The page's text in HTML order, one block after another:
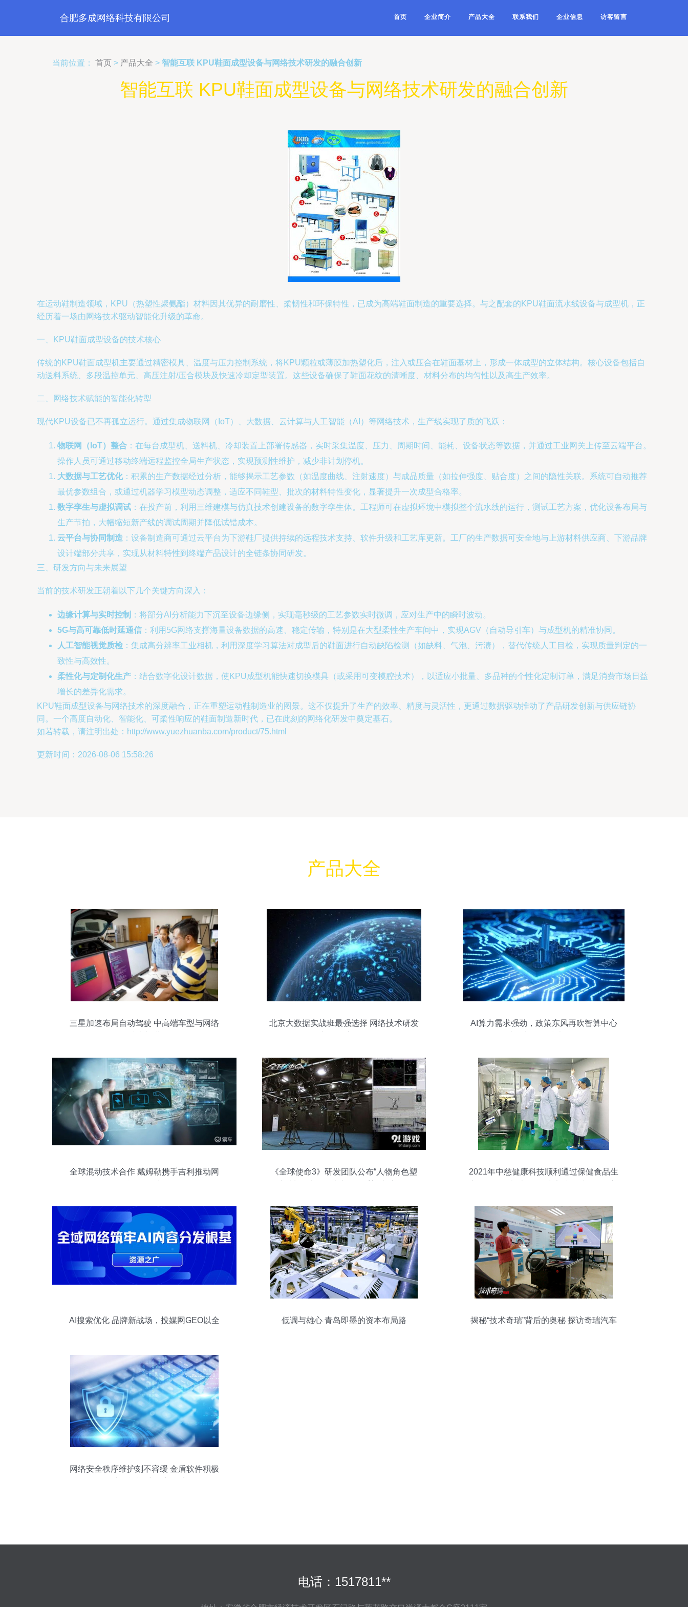
合肥多成网络科技有限公司 首页 企业简介 产品大全 联系我们 企业信息 访客留言
当前位置： 首页 > 产品大全 > 智能互联 KPU鞋面成型设备与网络技术研发的融合创新
智能互联 KPU鞋面成型设备与网络技术研发的融合创新
在运动鞋制造领域，KPU（热塑性聚氨酯）材料因其优异的耐磨性、柔韧性和环保特性，已成为高端鞋面制造的重要选择。与之配套的KPU鞋面流水线设备与成型机，正
经历着一场由网络技术驱动智能化升级的革命。
一、KPU鞋面成型设备的技术核心
传统的KPU鞋面成型机主要通过精密模具、温度与压力控制系统，将KPU颗粒或薄膜加热塑化后，注入或压合在鞋面基材上，形成一体成型的立体结构。核心设备包括自
动送料系统、多段温控单元、高压注射/压合模块及快速冷却定型装置。这些设备确保了鞋面花纹的清晰度、材料分布的均匀性以及高生产效率。
二、网络技术赋能的智能化转型
现代KPU设备已不再孤立运行。通过集成物联网（IoT）、大数据、云计算与人工智能（AI）等网络技术，生产线实现了质的飞跃：
物联网（IoT）整合 ：在每台成型机、送料机、冷却装置上部署传感器，实时采集温度、压力、周期时间、能耗、设备状态等数据，并通过工业网关上传至云端平台。
操作人员可通过移动终端远程监控全局生产状态，实现预测性维护，减少非计划停机。
大数据与工艺优化：积累的生产数据经过分析，能够揭示工艺参数（如温度曲线、注射速度）与成品质量（如拉伸强度、贴合度）之间的隐性关联。系统可自动推荐
最优参数组合，或通过机器学习模型动态调整，适应不同鞋型、批次的材料特性变化，显著提升一次成型合格率。
数字孪生与虚拟调试 ：在投产前，利用三维建模与仿真技术创建设备的数字孪生体。工程师可在虚拟环境中模拟整个流水线的运行，测试工艺方案，优化设备布局与
生产节拍，大幅缩短新产线的调试周期并降低试错成本。
云平台与协同制造 ：设备制造商可通过云平台为下游鞋厂提供持续的远程技术支持、软件升级和工艺库更新。工厂的生产数据可安全地与上游材料供应商、下游品牌
设计端部分共享，实现从材料特性到终端产品设计的全链条协同研发。
三、研发方向与未来展望
当前的技术研发正朝着以下几个关键方向深入：
边缘计算与实时控制 ：将部分AI分析能力下沉至设备边缘侧，实现毫秒级的工艺参数实时微调，应对生产中的瞬时波动。
5G与高可靠低时延通信 ：利用5G网络支撑海量设备数据的高速、稳定传输，特别是在大型柔性生产车间中，实现AGV（自动导引车）与成型机的精准协同。
人工智能视觉质检 ：集成高分辨率工业相机，利用深度学习算法对成型后的鞋面进行自动缺陷检测（如缺料、气泡、污渍），替代传统人工目检，实现质量判定的一
致性与高效性。
柔性化与定制化生产 ：结合数字化设计数据，使KPU成型机能快速切换模具（或采用可变模腔技术），以适应小批量、多品种的个性化定制订单，满足消费市场日益
增长的差异化需求。
KPU鞋面成型设备与网络技术的深度融合，正在重塑运动鞋制造业的图景。这不仅提升了生产的效率、精度与灵活性，更通过数据驱动推动了产品研发创新与供应链协
同。一个高度自动化、智能化、可柔性响应的鞋面制造新时代，已在此刻的网络化研发中奠定基石。
如若转载，请注明出处：http://www.yuezhuanba.com/product/75.html
更新时间：2026-08-06 15:58:26
产品大全
三星加速布局自动驾驶 中高端车型与网络
北京大数据实战班最强选择 网络技术研发
AI算力需求强劲，政策东风再吹智算中心
全球混动技术合作 戴姆勒携手吉利推动网
《全球使命3》研发团队公布“人物角色塑
2021年中慈健康科技顺利通过保健食品生
AI搜索优化 品牌新战场，投媒网GEO以全
低调与雄心 青岛即墨的资本布局路
揭秘“技术奇瑞”背后的奥秘 探访奇瑞汽车
网络安全秩序维护刻不容缓 金盾软件积极
电话：1517811**